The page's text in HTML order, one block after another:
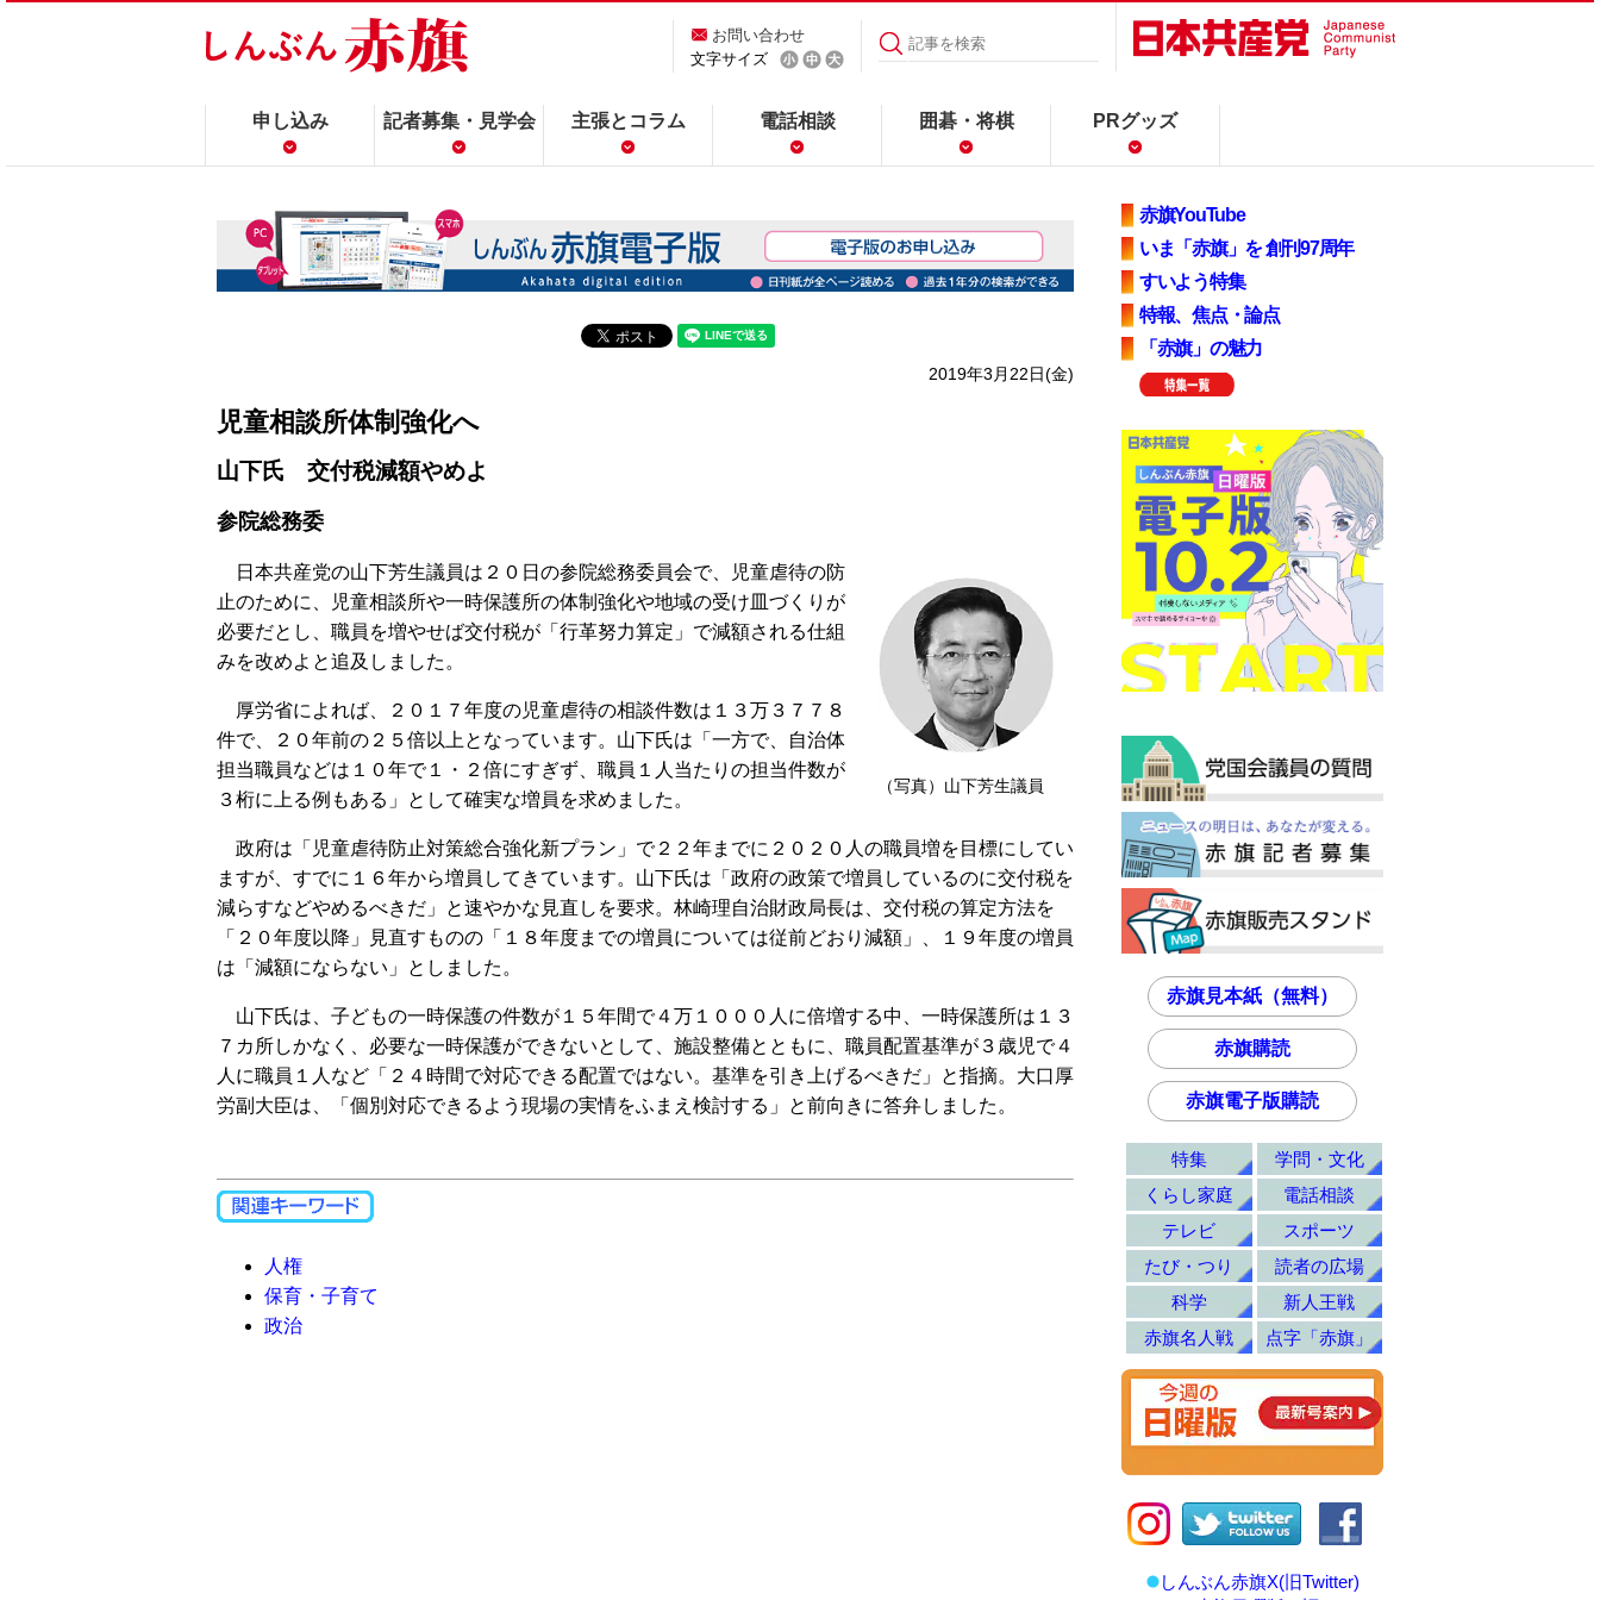
お問い合わせ
文字サイズ
申し込み 記者募集・見学会 主張とコラム 電話相談 囲碁・将棋 PRグッズ
2019年3月22日(金)
児童相談所体制強化へ
山下氏 交付税減額やめよ
参院総務委
（写真）山下芳生議員
日本共産党の山下芳生議員は２０日の参院総務委員会で、児童虐待の防
止のために、児童相談所や一時保護所の体制強化や地域の受け皿づくりが
必要だとし、職員を増やせば交付税が「行革努力算定」で減額される仕組
みを改めよと追及しました。
厚労省によれば、２０１７年度の児童虐待の相談件数は１３万３７７８
件で、２０年前の２５倍以上となっています。山下氏は「一方で、自治体
担当職員などは１０年で１・２倍にすぎず、職員１人当たりの担当件数が
３桁に上る例もある」として確実な増員を求めました。
政府は「児童虐待防止対策総合強化新プラン」で２２年までに２０２０人の職員増を目標にしてい
ますが、すでに１６年から増員してきています。山下氏は「政府の政策で増員しているのに交付税を
減らすなどやめるべきだ」と速やかな見直しを要求。林崎理自治財政局長は、交付税の算定方法を
「２０年度以降」見直すものの「１８年度までの増員については従前どおり減額」、１９年度の増員
は「減額にならない」としました。
山下氏は、子どもの一時保護の件数が１５年間で４万１０００人に倍増する中、一時保護所は１３
７カ所しかなく、必要な一時保護ができないとして、施設整備とともに、職員配置基準が３歳児で４
人に職員１人など「２４時間で対応できる配置ではない。基準を引き上げるべきだ」と指摘。大口厚
労副大臣は、「個別対応できるよう現場の実情をふまえ検討する」と前向きに答弁しました。
人権
保育・子育て
政治
赤旗YouTube
いま「赤旗」を 創刊97周年
すいよう特集
特報、焦点・論点
「赤旗」の魅力
赤旗見本紙（無料）
赤旗購読
赤旗電子版購読
特集
学問・文化
くらし家庭
電話相談
テレビ
スポーツ
たび・つり
読者の広場
科学
新人王戦
赤旗名人戦
点字「赤旗」
しんぶん赤旗X(旧Twitter)